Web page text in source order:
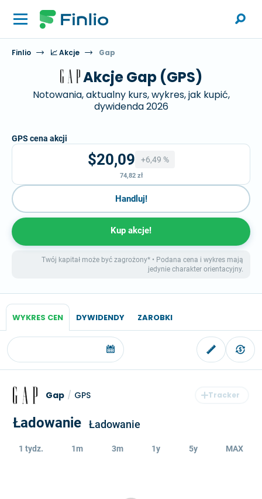
Finlio 📈 Akcje Gap
Akcje Gap (GPS)
Notowania, aktualny kurs, wykres, jak kupić,
dywidenda 2026
GPS cena akcji
$20,09 +6,49 %
74,82 zł
Handluj!
Kup akcje!
Twój kapitał może być zagrożony* • Podana cena i wykres mają
jedynie charakter orientacyjny.
WYKRES CEN DYWIDENDY ZAROBKI
Gap / GPS
Ładowanie Ładowanie
1 tydz. 1m 3m 1y 5y MAX